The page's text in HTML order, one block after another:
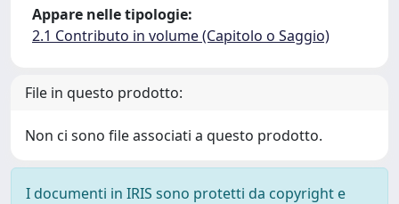
Appare nelle tipologie:
2.1 Contributo in volume (Capitolo o Saggio)
File in questo prodotto:
Non ci sono file associati a questo prodotto.
I documenti in IRIS sono protetti da copyright e